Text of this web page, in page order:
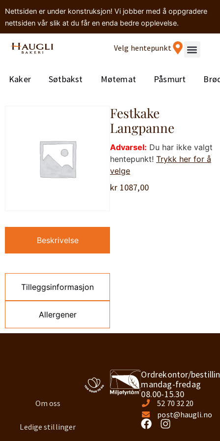
Nettsiden er under konstruksjon! Vi jobber med å oppgradere
nettsiden vår slik at du får en enda bedre opplevelse.
Velg hentepunkt
Kaker Søtbakst Møtemat Påsmurt
Beskrivelse
Tilleggsinformasjon
Allergener
Festkake
Langpanne
Advarsel: Du har ikke valgt
hentepunkt! Trykk her for å
velge
kr 1087,00
Om oss
Ledige stillinger
Ordrekontor/
mandag-fredag
08.00-15.30
52 70 32 20
post@haugli.no